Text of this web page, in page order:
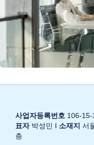
사업자등록번호 106-
표자박성민 I 소재지 서
층